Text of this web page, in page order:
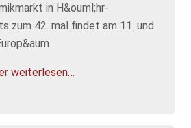
in H&ouml;hr-
zum 42. mal findet am 11. und
weiterlesen…